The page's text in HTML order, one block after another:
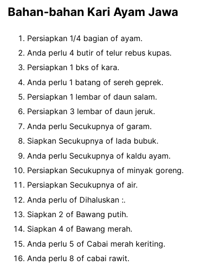
Bahan-bahan Kari Ayam Jawa
Persiapkan 1/4 bagian of ayam.
Anda perlu 4 butir of telur rebus kupas.
Persiapkan 1 bks of kara.
Anda perlu 1 batang of sereh geprek.
Persiapkan 1 lembar of daun salam.
Persiapkan 3 lembar of daun jeruk.
Anda perlu Secukupnya of garam.
Siapkan Secukupnya of lada bubuk.
Anda perlu Secukupnya of kaldu ayam.
Persiapkan Secukupnya of minyak goreng.
Persiapkan Secukupnya of air.
Anda perlu of Dihaluskan :.
Siapkan 2 of Bawang putih.
Siapkan 4 of Bawang merah.
Anda perlu 5 of Cabai merah keriting.
Anda perlu 8 of cabai rawit.